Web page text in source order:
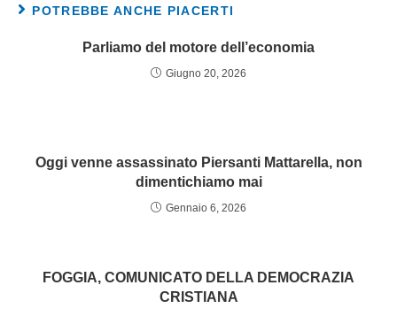
POTREBBE ANCHE PIACERTI
Parliamo del motore dell’economia
Giugno 20, 2026
Oggi venne assassinato Piersanti Mattarella, non
dimentichiamo mai
Gennaio 6, 2026
FOGGIA, COMUNICATO DELLA DEMOCRAZIA
CRISTIANA